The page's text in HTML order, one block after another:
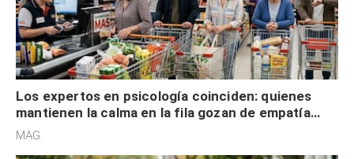
Los expertos en psicología coinciden: quienes
mantienen la calma en la fila gozan de empatía
cognitiva, gratitud y no solo tienen autocontrol
MAG.